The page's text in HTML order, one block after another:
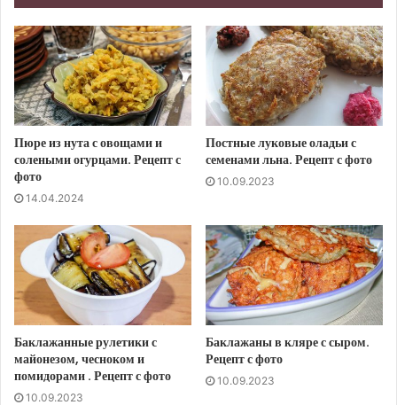
Пюре из нута с овощами и
солеными огурцами. Рецепт с
фото
14.04.2024
Постные луковые оладьи с
семенами льна. Рецепт с фото
10.09.2023
Баклажанные рулетики с
майонезом, чесноком и
помидорами . Рецепт с фото
10.09.2023
Баклажаны в кляре с сыром.
Рецепт с фото
10.09.2023